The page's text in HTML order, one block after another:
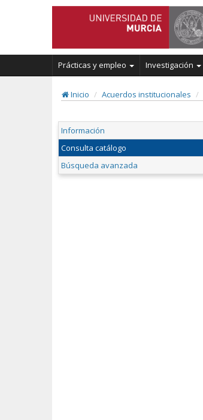
Prácticas y empleo Investigación
Inicio Acuerdos institucionales
Información
Consulta catálogo
Búsqueda avanzada